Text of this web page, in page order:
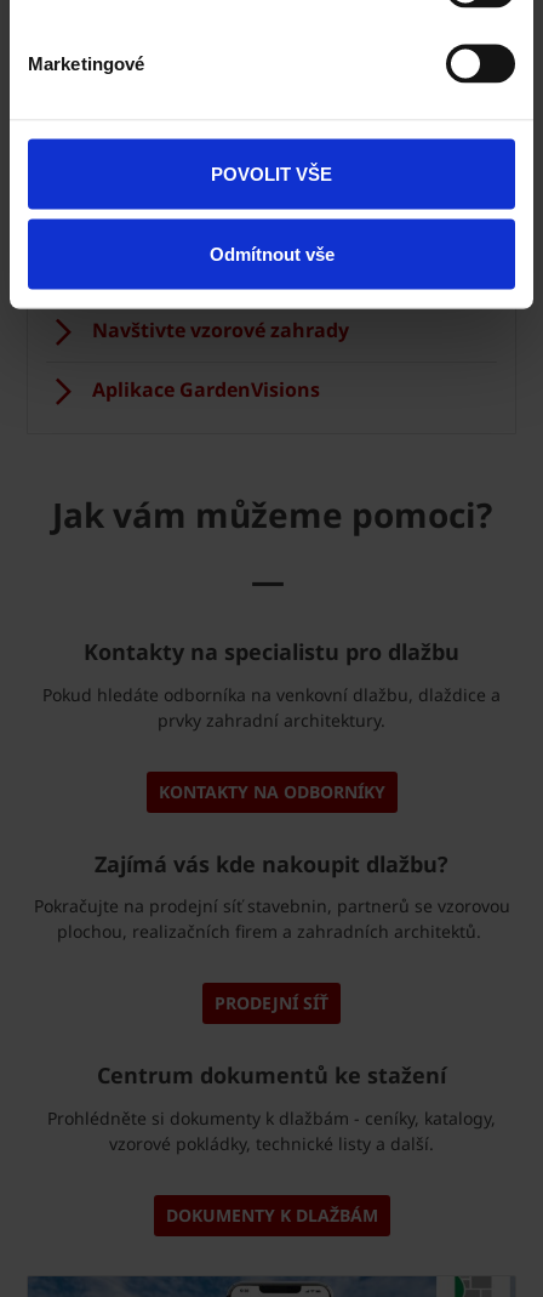
Marketingové
POVOLIT VŠE
Odmítnout vše
Kontakt na obchodní manažery
Navštivte vzorové zahrady
Aplikace GardenVisions
Jak vám můžeme pomoci?
—
Kontakty na specialistu pro dlažbu
Pokud hledáte odborníka na venkovní dlažbu, dlaždice a
prvky zahradní architektury.
KONTAKTY NA ODBORNÍKY
Zajímá vás kde nakoupit dlažbu?
Pokračujte na prodejní síť stavebnin, partnerů se vzorovou
plochou, realizačních firem a zahradních architektů.
PRODEJNÍ SÍŤ
Centrum dokumentů ke stažení
Prohlédněte si dokumenty k dlažbám - ceníky, katalogy,
vzorové pokládky, technické listy a další.
DOKUMENTY K DLAŽBÁM